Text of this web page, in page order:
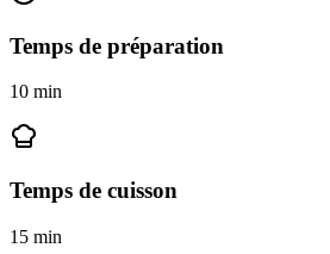
Temps de préparation
10 min
Temps de cuisson
15 min